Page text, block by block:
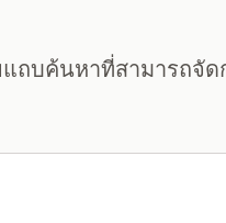
ถบค้นหาที่สามารถจั